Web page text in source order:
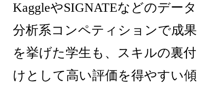
KaggleやSIGNATEなどのデータ
分析系コンペティションで成果
を挙げた学生も、スキルの裏付
けとして高い評価を得やすい傾